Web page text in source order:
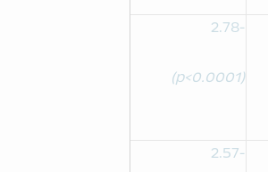
-2.78
(p<0.0001)
-2.57